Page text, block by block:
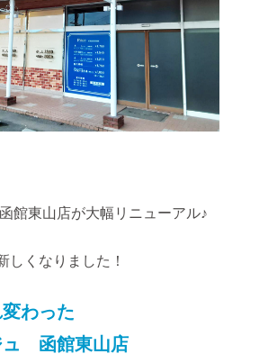
館東山店が大幅リニューアル♪
しくなりました！
わった
ュ 函館東山店